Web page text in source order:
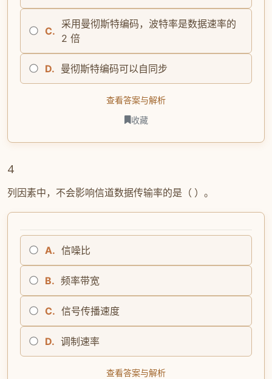
C.
采用曼彻斯特编码，波特率是数据速率的
2 倍
D. 曼彻斯特编码可以自同步
查看答案与解析
收藏
4
列因素中，不会影响信道数据传输率的是（ ）。
A. 信噪比
B. 频率带宽
C. 信号传播速度
D. 调制速率
查看答案与解析